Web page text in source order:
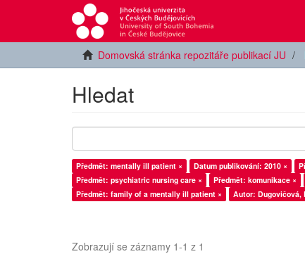
Domovská stránka repozitáře publikací JU
Hledat
Předmět: mentally ill patient × Datum publikování: 2010 ×
Předmět: psychiatric nursing care ×
Předmět: komunikace ×
Předmět: family of a mentally ill patient ×
Autor: Dugovičová,
Zobrazují se záznamy 1-1 z 1